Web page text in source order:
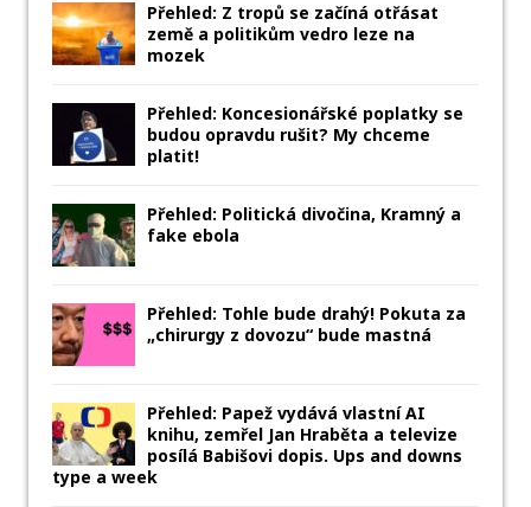
Přehled: Z tropů se začíná otřásat
země a politikům vedro leze na
mozek
Přehled: Koncesionářské poplatky se
budou opravdu rušit? My chceme
platit!
Přehled: Politická divočina, Kramný a
fake ebola
Přehled: Tohle bude drahý! Pokuta za
„chirurgy z dovozu“ bude mastná
Přehled: Papež vydává vlastní AI
knihu, zemřel Jan Hraběta a televize
posílá Babišovi dopis. Ups and downs
type a week